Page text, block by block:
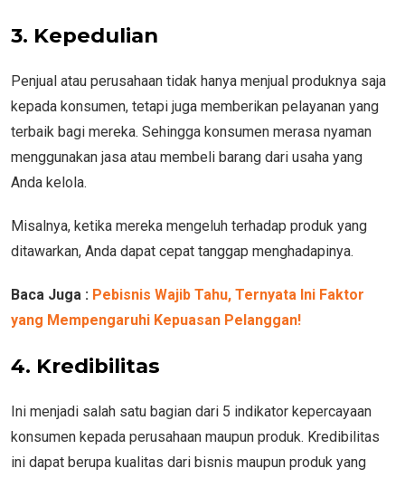
3. Kepedulian
Penjual atau perusahaan tidak hanya menjual produknya saja
kepada konsumen, tetapi juga memberikan pelayanan yang
terbaik bagi mereka. Sehingga konsumen merasa nyaman
menggunakan jasa atau membeli barang dari usaha yang
Anda kelola.
Misalnya, ketika mereka mengeluh terhadap produk yang
ditawarkan, Anda dapat cepat tanggap menghadapinya.
Baca Juga : Pebisnis Wajib Tahu, Ternyata Ini Faktor
yang Mempengaruhi Kepuasan Pelanggan!
4. Kredibilitas
Ini menjadi salah satu bagian dari 5 indikator kepercayaan
konsumen kepada perusahaan maupun produk. Kredibilitas
ini dapat berupa kualitas dari bisnis maupun produk yang